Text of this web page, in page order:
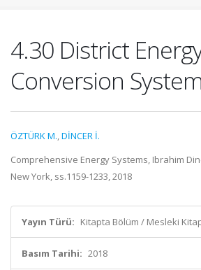
4.30 District
Conversion
ÖZTÜRK M.,DİNCER İ.
Comprehensive Energy Systems, Ibrahim
New York, ss.1159-1233, 2018
Yayın Türü: Kitapta Bölüm / Mesleki
Basım Tarihi: 2018